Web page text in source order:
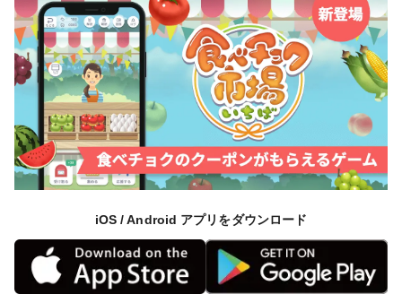
iOS / Android アプリをダウンロード